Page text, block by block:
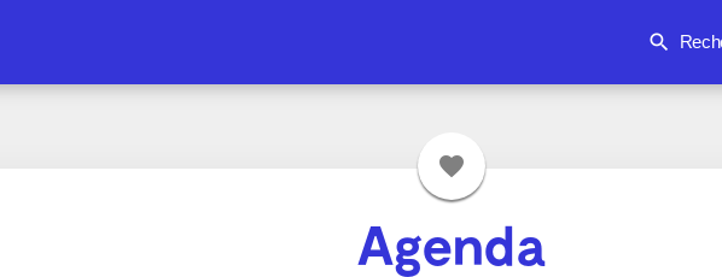
search
favorite
Agenda